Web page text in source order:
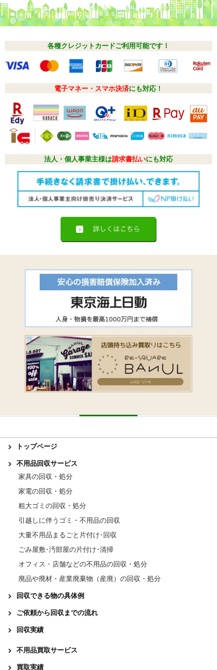
各種クレジットカードご利用可能です！
電子マネー・スマホ決済にも対応！
法人・個人事業主様は請求書払いにも対応
トップページ
不用品回収サービス
家具の回収・処分
家電の回収・処分
粗大ゴミの回収・処分
引越しに伴うゴミ・不用品の回収
大量不用品まるごと片付け･回収
ごみ屋敷･汚部屋の片付け･清掃
オフィス・店舗などの不用品の回収・処分
廃品や廃材・産業廃棄物（産廃）の回収・処分
回収できる物の具体例
ご依頼から回収までの流れ
回収実績
不用品買取サービス
買取実績